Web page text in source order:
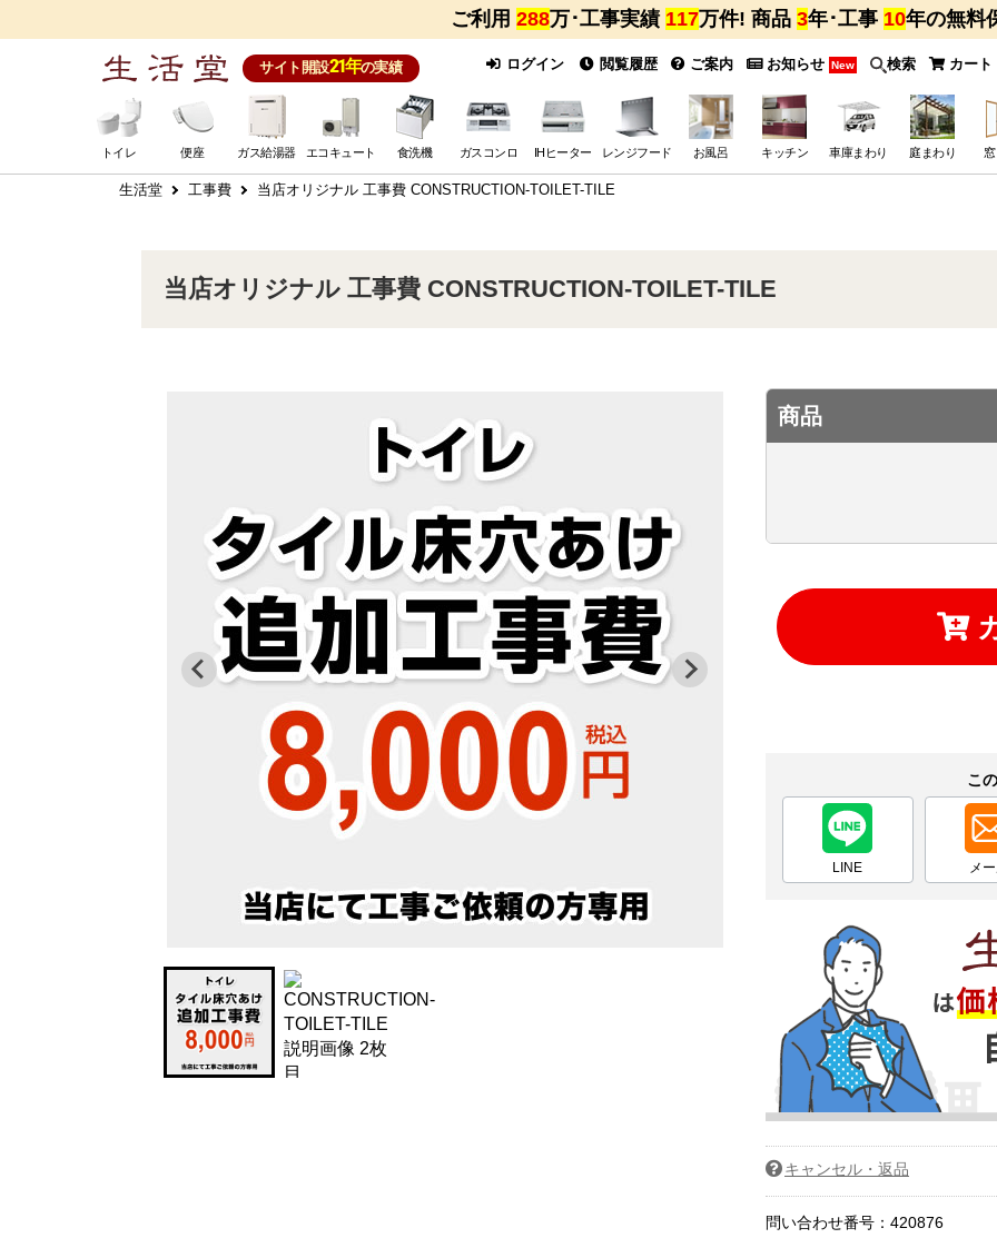
ご利用 288万･工事実績 117万件! 商品 3年･工事 10年の無料
サイト開設21年の実績 ログイン 閲覧履歴 ご案内 お知らせ New 検索 カート
トイレ 便座 ガス給湯器 エコキュート 食洗機 ガスコンロ IHヒーター レンジフード お風呂 キッチン 車庫まわり 庭まわり
生活堂 工事費 当店オリジナル 工事費 CONSTRUCTION-TOILET-TILE
当店オリジナル 工事費 CONSTRUCTION-TOILET-TILE
商品
こ
LINE メ
キャンセル・返品
問い合わせ番号：420876